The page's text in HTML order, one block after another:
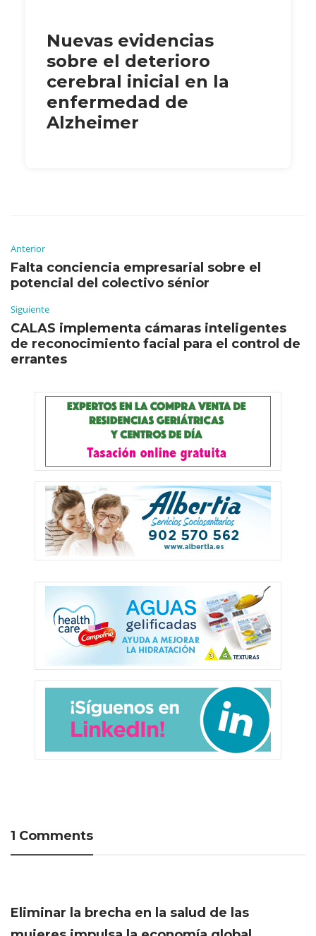
Nuevas evidencias
sobre el deterioro
cerebral inicial en la
enfermedad de
Alzheimer
Anterior
Falta conciencia empresarial sobre el
potencial del colectivo sénior
Siguiente
CALAS implementa cámaras inteligentes
de reconocimiento facial para el control de
errantes
1 Comments
Eliminar la brecha en la salud de las